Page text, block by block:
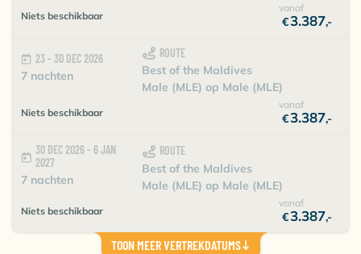
vanaf
€3.387,-
Niets beschikbaar
23 - 30 DEC 2026
7 nachten
ROUTE
Best of the Maldives
Male (MLE) op Male (MLE)
vanaf
€3.387,-
Niets beschikbaar
30 DEC 2026 - 6 JAN
2027
7 nachten
ROUTE
Best of the Maldives
Male (MLE) op Male (MLE)
vanaf
€3.387,-
Niets beschikbaar
TOON MEER VERTREKDATUMS